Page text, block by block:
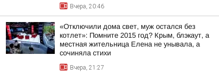
Вчера, 20:46
«Отключили дома свет, муж остался без
котлет»: Помните 2015 год? Крым, блэкаут, а
местная жительница Елена не унывала, а
сочиняла стихи
Вчера, 21:27